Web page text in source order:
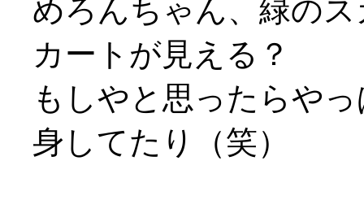
めろんちゃん、緑の
カートが見える？
もしやと思ったらや
身してたり（笑）